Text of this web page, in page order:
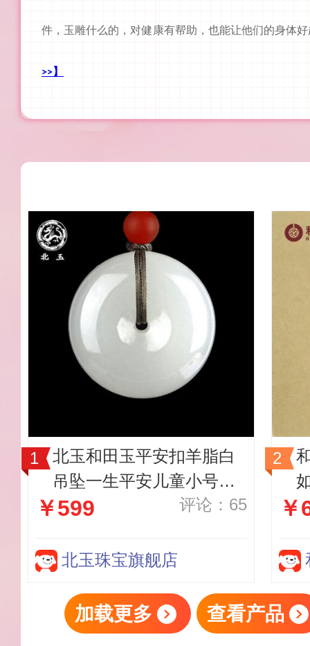
件，玉雕什么的，对健康有帮助，也能让他们的身体
>>】
北玉和田玉平安扣羊脂白
吊坠一生平安儿童小号送
宝宝送孩子赠鉴定证书
￥599 评论：65
北玉珠宝旗舰店
￥
加载更多 查看产品